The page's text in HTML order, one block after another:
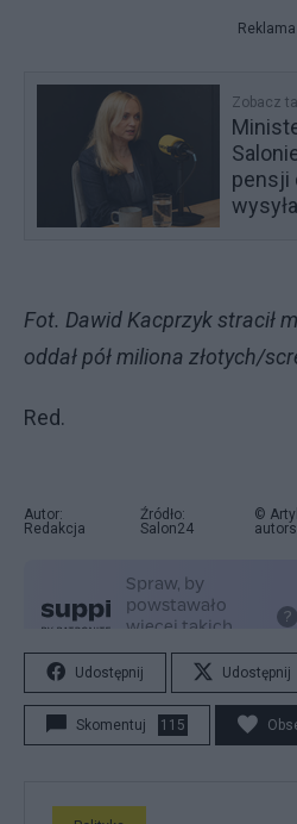
Reklama
Zobacz
pensji
Fot. Dawid Kacprzyk stracił
oddał pół miliona złotych/
Red.
Autor:
Redakcja
Źródło:
Salon24
©
Udostępnij Udostępnij
Skomentuj 115